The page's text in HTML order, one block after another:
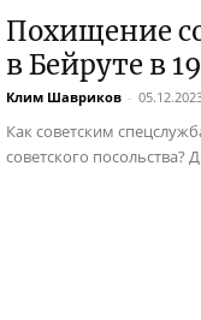
Похищение
в Бейруте в
Клим Шавриков -
Как советским
советского посольства?